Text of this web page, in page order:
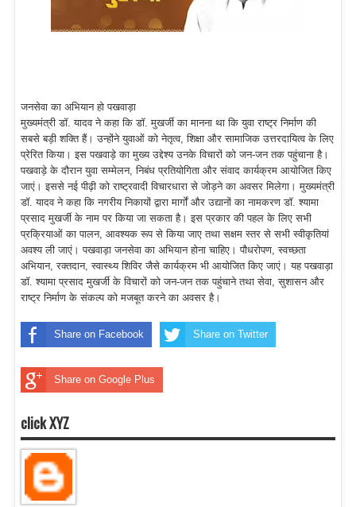
जनसेवा का अभियान हो पखवाड़ा
मुख्यमंत्री डॉ. यादव ने कहा कि डॉ. मुखर्जी का मानना था कि युवा राष्ट्र निर्माण की
सबसे बड़ी शक्ति हैं। उन्होंने युवाओं को नेतृत्व, शिक्षा और सामाजिक उत्तरदायित्व के लिए
प्रेरित किया। इस पखवाड़े का मुख्य उद्देश्य उनके विचारों को जन-जन तक पहुंचाना है।
पखवाड़े के दौरान युवा सम्मेलन, निबंध प्रतियोगिता और संवाद कार्यक्रम आयोजित किए
जाएं। इससे नई पीढ़ी को राष्ट्रवादी विचारधारा से जोड़ने का अवसर मिलेगा। मुख्यमंत्री
डॉ. यादव ने कहा कि नगरीय निकायों द्वारा मार्गों और उद्यानों का नामकरण डॉ. श्यामा
प्रसाद मुखर्जी के नाम पर किया जा सकता है। इस प्रकार की पहल के लिए सभी
प्रक्रियाओं का पालन, आवश्यक रूप से किया जाए तथा सक्षम स्तर से सभी स्वीकृतियां
अवश्य ली जाएं। पखवाड़ा जनसेवा का अभियान होना चाहिए। पौधरोपण, स्वच्छता
अभियान, रक्तदान, स्वास्थ्य शिविर जैसे कार्यक्रम भी आयोजित किए जाएं। यह पखवाड़ा
डॉ. श्यामा प्रसाद मुखर्जी के विचारों को जन-जन तक पहुंचाने तथा सेवा, सुशासन और
राष्ट्र निर्माण के संकल्प को मजबूत करने का अवसर है।
Share on Facebook Share on Twitter
Share on Google Plus
click XYZ